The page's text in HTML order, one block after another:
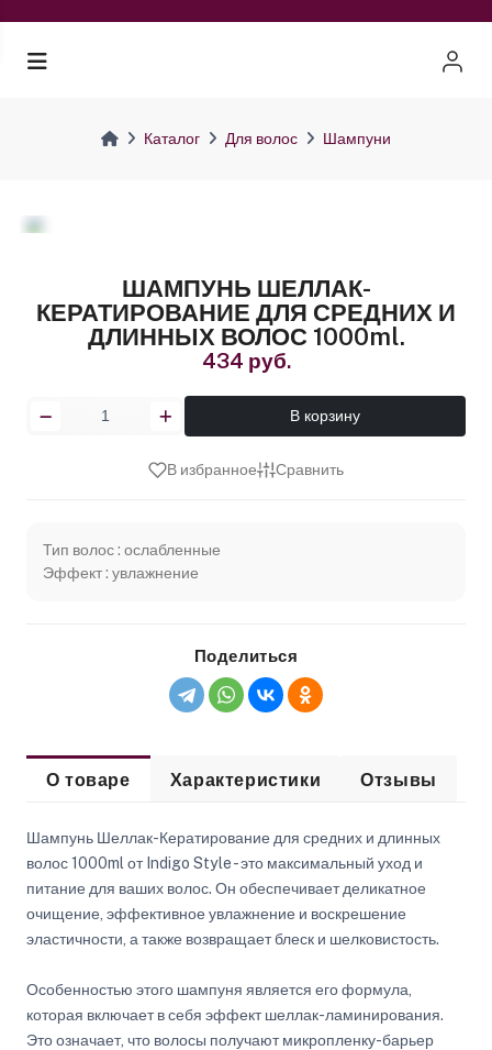
Каталог Для волос Шампуни
ШАМПУНЬ ШЕЛЛАК-
КЕРАТИРОВАНИЕ ДЛЯ СРЕДНИХ И
ДЛИННЫХ ВОЛОС 1000ml.
434 руб.
В корзину
В избранное Сравнить
Тип волос : ослабленные
Эффект : увлажнение
Поделиться
О товаре Характеристики Отзывы
Шампунь Шеллак-Кератирование для средних и длинных
волос 1000ml от Indigo Style - это максимальный уход и
питание для ваших волос. Он обеспечивает деликатное
очищение, эффективное увлажнение и воскрешение
эластичности, а также возвращает блеск и шелковистость.
Особенностью этого шампуня является его формула,
которая включает в себя эффект шеллак-ламинирования.
Это означает, что волосы получают микропленку-барьер